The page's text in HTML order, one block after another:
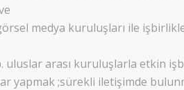
görsel medya kuruluşları ile
uluslar arası kuruluşlarla etkin
yapmak ;sürekli iletişimde